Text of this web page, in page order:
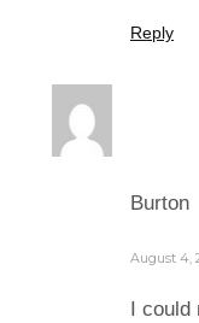
Reply
Burton
August 4,
I